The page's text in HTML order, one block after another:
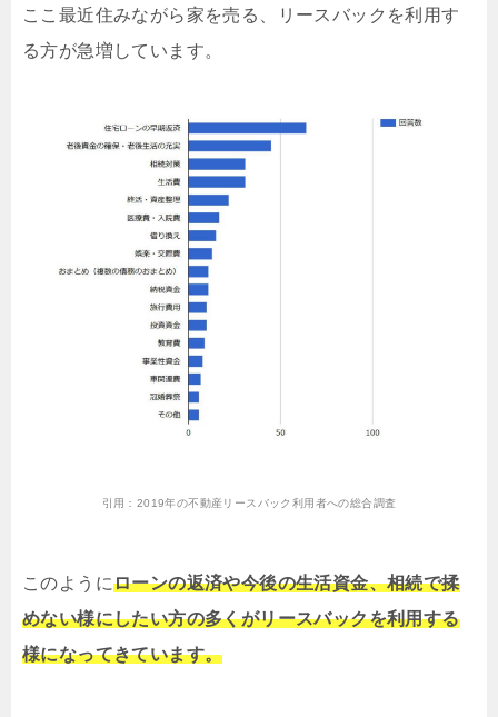
ここ最近住みながら家を売る、リースバックを利用す
る方が急増しています。
引用： 2019年の不動産リースバック利用者への総合調査
このようにローンの返済や今後の生活資金、相続で揉
めない様にしたい方の多くがリースバックを利用する
様になってきています。